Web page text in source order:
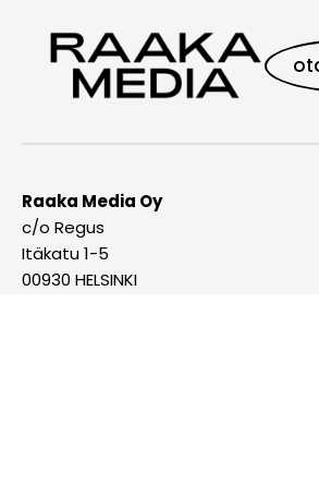
Raaka Media Oy
c/o Regus
Itäkatu 1-5
00930 HELSINKI